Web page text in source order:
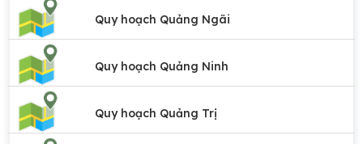
Quy hoạch Quảng Ngãi
Quy hoạch Quảng Ninh
Quy hoạch Quảng Trị